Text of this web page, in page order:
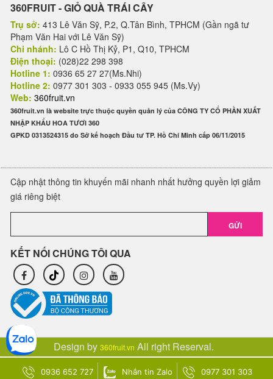
360FRUIT - GIỎ QUÀ TRÁI CÂY
Trụ sở: 413 Lê Văn Sỹ, P.2, Q.Tân Bình, TPHCM (Gần ngã tư
Phạm Văn Hai với Lê Văn Sỹ)
Chi nhánh: Lô C Hồ Thị Kỷ, P1, Q10, TPHCM
Điện thoại: (028)22 298 398
Hotline 1: 0936 65 27 27(Ms.Nhi)
Hotline 2: 0977 301 303 - 0933 055 945 (Ms.Vy)
Web: 360fruit.vn
360fruit.vn là website trực thuộc quyền quản lý của CÔNG TY CỔ PHẦN XUẤT
NHẬP KHẨU HOA TƯƠI 360
GPKD 0313524315 do Sở kế hoạch Đầu tư TP. Hồ Chí Minh cấp 06/11/2015
Cập nhật thông tin khuyến mãi nhanh nhất hưởng quyền lợi giảm
giá riêng biệt
GỬI
KẾT NỐI CHÚNG TÔI QUA
Design by 360fruit.vn All right Reserval.
0936 652 727 Nhắn tin Zalo 0977 301 303